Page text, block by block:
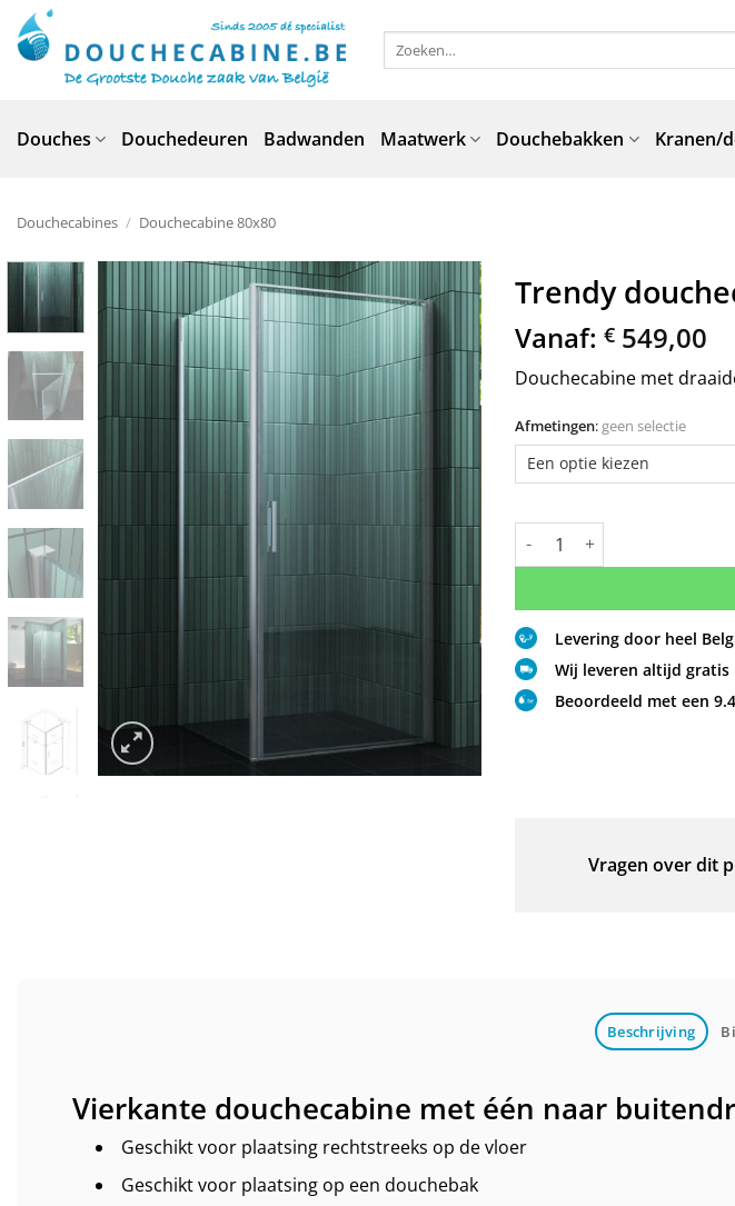
naar
inhoud
Zoeken
Douches Douchedeuren Badwanden Maatwerk Douchebakken Kranen/
Douchecabines / Douchecabine 80x80
Trendy
Vanaf: € 549,00
Douchecabine met
Afmetingen:geen selectie
Trendy douchecabine met
Levering door heel
Wij leveren altijd gratis
Beoordeeld met een 9.4
Vragen over dit
Beschrijving
Vierkante douchecabine met één naar
Geschikt voor plaatsing rechtstreeks op de vloer
Geschikt voor plaatsing op een douchebak